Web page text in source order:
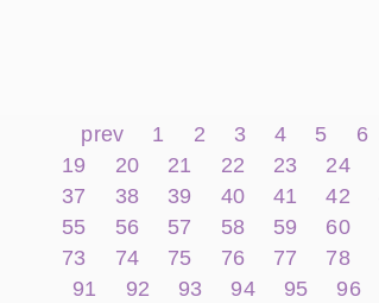
prev 1 2 3 4 5 6
19
20 21 22 23 24
37
38 39 40 41 42
55
56 57 58 59 60
73
74 75 76 77 78
91
92 93 94 95 96